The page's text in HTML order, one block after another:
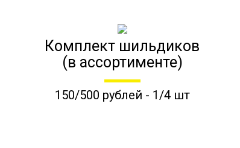
Комплект шильдиков
(в ассортименте)
150/500 рублей - 1/4 шт